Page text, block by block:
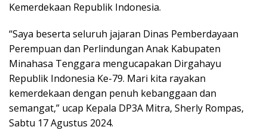
Kemerdekaan Republik Indonesia.
“Saya beserta seluruh jajaran Dinas Pemberdayaan
Perempuan dan Perlindungan Anak Kabupaten
Minahasa Tenggara mengucapakan Dirgahayu
Republik Indonesia Ke-79. Mari kita rayakan
kemerdekaan dengan penuh kebanggaan dan
semangat,” ucap Kepala DP3A Mitra, Sherly Rompas,
Sabtu 17 Agustus 2024.